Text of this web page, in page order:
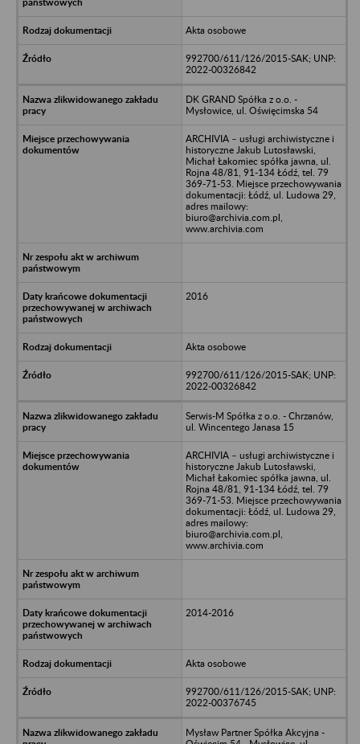
Akta osobowe
992700/611/126/2015-SAK; UNP:
2022-00326842
DK GRAND Spółka z o.o. -
Mysłowice, ul. Oświęcimska 54
ARCHIVIA – usługi archiwistyczne i
historyczne Jakub Lutosławski,
Michał Łakomiec spółka jawna, ul.
Rojna 48/81, 91-134 Łódź, tel. 79
369-71-53. Miejsce przechowywania
dokumentacji: Łódź, ul. Ludowa 29,
adres mailowy:
biuro@archivia.com.pl,
www.archivia.com
2016
Akta osobowe
992700/611/126/2015-SAK; UNP:
2022-00326842
Serwis-M Spółka z o.o. - Chrzanów,
ul. Wincentego Janasa 15
ARCHIVIA – usługi archiwistyczne i
historyczne Jakub Lutosławski,
Michał Łakomiec spółka jawna, ul.
Rojna 48/81, 91-134 Łódź, tel. 79
369-71-53. Miejsce przechowywania
dokumentacji: Łódź, ul. Ludowa 29,
adres mailowy:
biuro@archivia.com.pl,
www.archivia.com
2014-2016
Akta osobowe
992700/611/126/2015-SAK; UNP:
2022-00376745
Mysław Partner Spółka Akcyjna -